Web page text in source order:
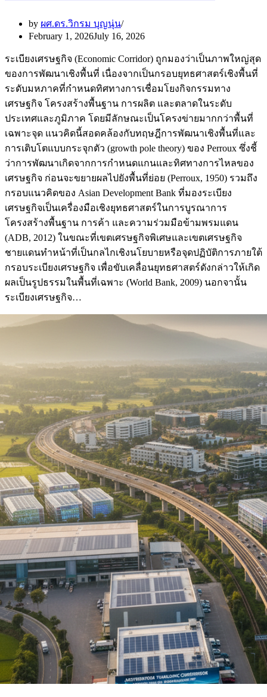
by ผศ.ดร.วิกรม บุญนุ่น
February 1, 2026July 16, 2026
ระเบียงเศรษฐกิจ (Economic Corridor) ถูกมองว่าเป็นภาพใหญ่สุด
ของการพัฒนาเชิงพื้นที่ เนื่องจากเป็นกรอบยุทธศาสตร์เชิงพื้นที่
ระดับมหภาคที่กำหนดทิศทางการเชื่อมโยงกิจกรรมทาง
เศรษฐกิจ โครงสร้างพื้นฐาน การผลิต และตลาดในระดับ
ประเทศและภูมิภาค โดยมีลักษณะเป็นโครงข่ายมากกว่าพื้นที่
เฉพาะจุด แนวคิดนี้สอดคล้องกับทฤษฎีการพัฒนาเชิงพื้นที่และ
การเติบโตแบบกระจุกตัว (growth pole theory) ของ Perroux ซึ่งชี้
ว่าการพัฒนาเกิดจากการกำหนดแกนและทิศทางการไหลของ
เศรษฐกิจ ก่อนจะขยายผลไปยังพื้นที่ย่อย (Perroux, 1950) รวมถึง
กรอบแนวคิดของ Asian Development Bank ที่มองระเบียง
เศรษฐกิจเป็นเครื่องมือเชิงยุทธศาสตร์ในการบูรณาการ
โครงสร้างพื้นฐาน การค้า และความร่วมมือข้ามพรมแดน
(ADB, 2012) ในขณะที่เขตเศรษฐกิจพิเศษและเขตเศรษฐกิจ
ชายแดนทำหน้าที่เป็นกลไกเชิงนโยบายหรือจุดปฏิบัติการภายใต้
กรอบระเบียงเศรษฐกิจ เพื่อขับเคลื่อนยุทธศาสตร์ดังกล่าวให้เกิด
ผลเป็นรูปธรรมในพื้นที่เฉพาะ (World Bank, 2009) นอกจานั้น
ระเบียงเศรษฐกิจ…